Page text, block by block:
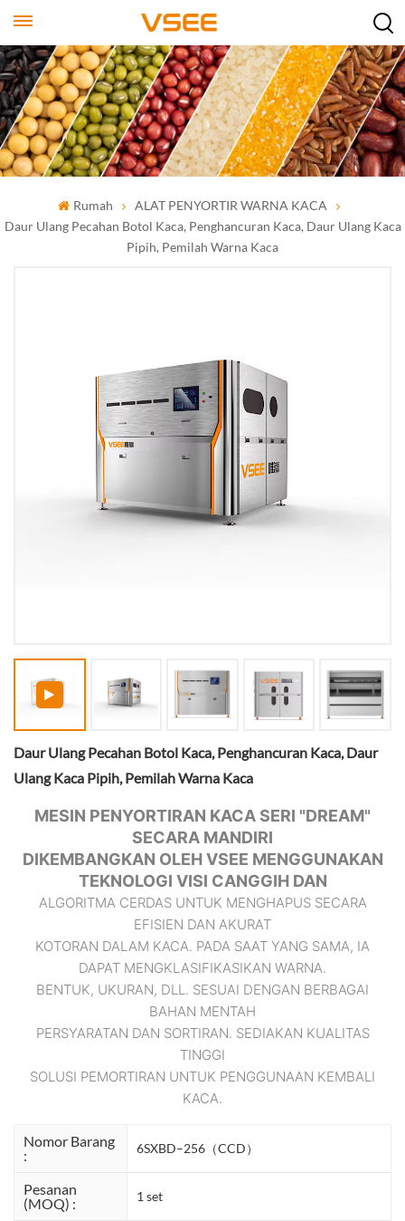
Rumah
ALAT PENYORTIR WARNA KACA
Daur Ulang Pecahan Botol Kaca, Penghancuran Kaca, Daur Ulang Kaca
Pipih, Pemilah Warna Kaca
Daur Ulang Pecahan Botol Kaca, Penghancuran Kaca, Daur
Ulang Kaca Pipih, Pemilah Warna Kaca
MESIN PENYORTIRAN KACA SERI "DREAM"
SECARA MANDIRI
DIKEMBANGKAN OLEH VSEE MENGGUNAKAN
TEKNOLOGI VISI CANGGIH DAN
ALGORITMA CERDAS UNTUK MENGHAPUS SECARA
EFISIEN DAN AKURAT
KOTORAN DALAM KACA. PADA SAAT YANG SAMA, IA
DAPAT MENGKLASIFIKASIKAN WARNA.
BENTUK, UKURAN, DLL. SESUAI DENGAN BERBAGAI
BAHAN MENTAH
PERSYARATAN DAN SORTIRAN. SEDIAKAN KUALITAS
TINGGI
SOLUSI PEMORTIRAN UNTUK PENGGUNAAN KEMBALI
KACA.
Nomor Barang
:
6SXBD–256（CCD）
Pesanan
(MOQ) :
1 set